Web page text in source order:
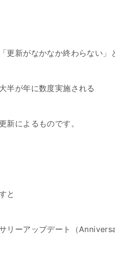
更新がなかなか終わらない」
半が年に数度実施される
新によるものです。
と
サリーアップデート（